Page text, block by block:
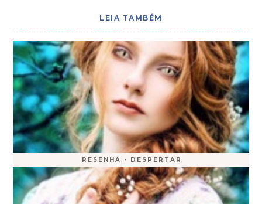
LEIA TAMBÉM
RESENHA - DESPERTAR